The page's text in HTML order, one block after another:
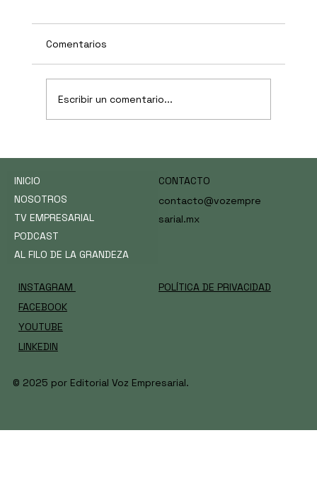
Comentarios
Escribir un comentario...
© 2025 por Editorial Voz Empresarial.
INICIO
NOSOTROS
TV EMPRESARIAL
PODCAST
AL FILO DE LA GRANDEZA
INSTAGRAM
FACEBOOK
YOUTUBE
LINKEDIN
CONTACTO
contacto@vozempre
sarial.mx
POLÍTICA DE PRIVACIDAD